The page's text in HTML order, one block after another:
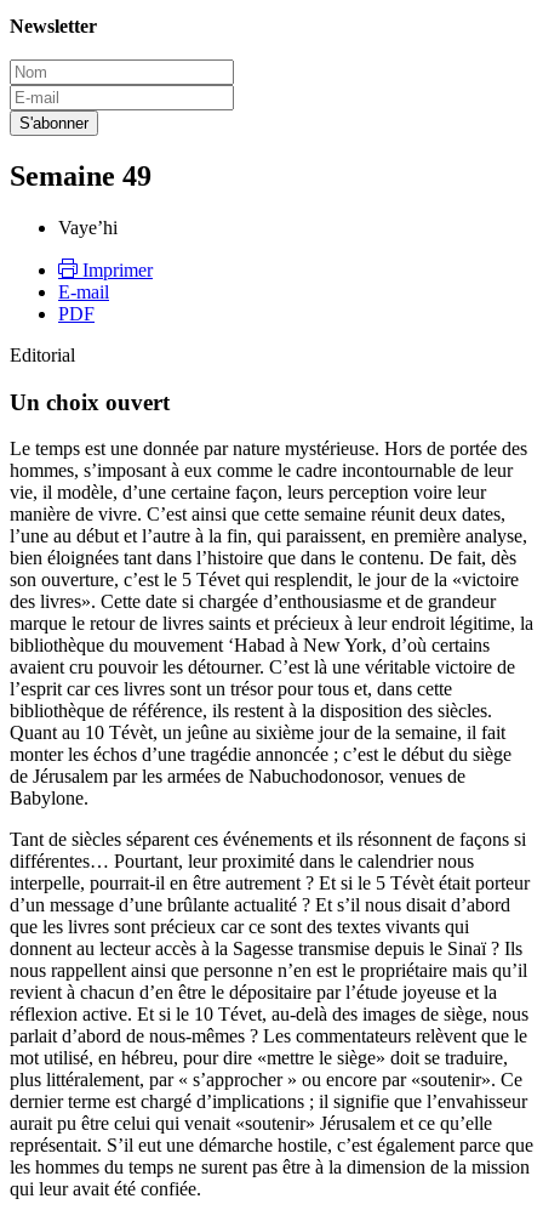
Newsletter
Semaine 49
Vaye’hi
Imprimer
E-mail
PDF
Editorial
Un choix ouvert
Le temps est une donnée par nature mystérieuse. Hors de portée des
hommes, s’imposant à eux comme le cadre incontournable de leur
vie, il modèle, d’une certaine façon, leurs perception voire leur
manière de vivre. C’est ainsi que cette semaine réunit deux dates,
l’une au début et l’autre à la fin, qui paraissent, en première analyse,
bien éloignées tant dans l’histoire que dans le contenu. De fait, dès
son ouverture, c’est le 5 Tévet qui resplendit, le jour de la «victoire
des livres». Cette date si chargée d’enthousiasme et de grandeur
marque le retour de livres saints et précieux à leur endroit légitime, la
bibliothèque du mouvement ‘Habad à New York, d’où certains
avaient cru pouvoir les détourner. C’est là une véritable victoire de
l’esprit car ces livres sont un trésor pour tous et, dans cette
bibliothèque de référence, ils restent à la disposition des siècles.
Quant au 10 Tévèt, un jeûne au sixième jour de la semaine, il fait
monter les échos d’une tragédie annoncée ; c’est le début du siège
de Jérusalem par les armées de Nabuchodonosor, venues de
Babylone.
Tant de siècles séparent ces événements et ils résonnent de façons si
différentes… Pourtant, leur proximité dans le calendrier nous
interpelle, pourrait-il en être autrement ? Et si le 5 Tévèt était porteur
d’un message d’une brûlante actualité ? Et s’il nous disait d’abord
que les livres sont précieux car ce sont des textes vivants qui
donnent au lecteur accès à la Sagesse transmise depuis le Sinaï ? Ils
nous rappellent ainsi que personne n’en est le propriétaire mais qu’il
revient à chacun d’en être le dépositaire par l’étude joyeuse et la
réflexion active. Et si le 10 Tévet, au-delà des images de siège, nous
parlait d’abord de nous-mêmes ? Les commentateurs relèvent que le
mot utilisé, en hébreu, pour dire «mettre le siège» doit se traduire,
plus littéralement, par « s’approcher » ou encore par «soutenir». Ce
dernier terme est chargé d’implications ; il signifie que l’envahisseur
aurait pu être celui qui venait «soutenir» Jérusalem et ce qu’elle
représentait. S’il eut une démarche hostile, c’est également parce que
les hommes du temps ne surent pas être à la dimension de la mission
qui leur avait été confiée.